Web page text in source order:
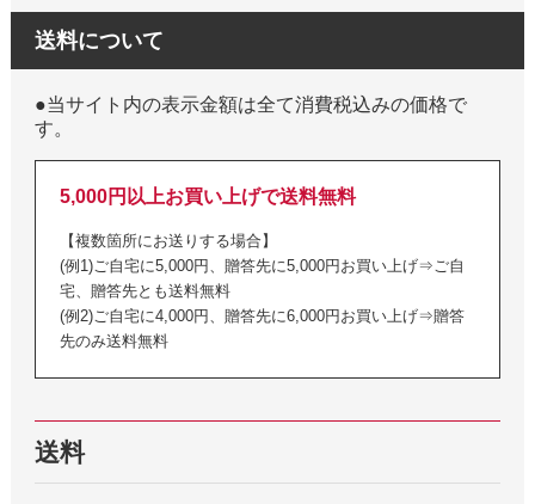
送料について
●当サイト内の表示金額は全て消費税込みの価格で
す。
5,000円以上お買い上げで送料無料
【複数箇所にお送りする場合】
(例1)ご自宅に5,000円、贈答先に5,000円お買い上げ⇒ご自
宅、贈答先とも送料無料
(例2)ご自宅に4,000円、贈答先に6,000円お買い上げ⇒贈答
先のみ送料無料
送料